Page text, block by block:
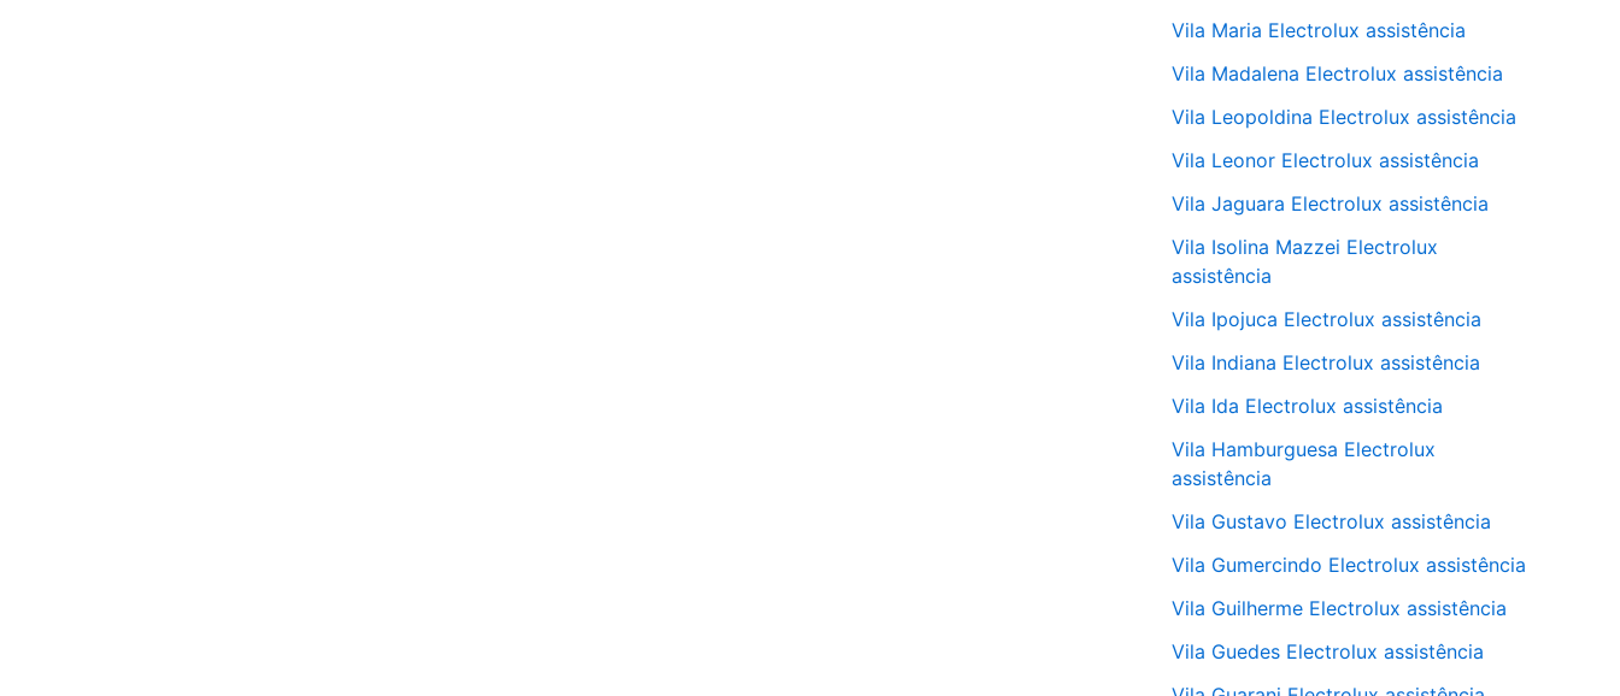
Vila Maria Electrolux assistência
Vila Madalena Electrolux assistência
Vila Leopoldina Electrolux assistência
Vila Leonor Electrolux assistência
Vila Jaguara Electrolux assistência
Vila Isolina Mazzei Electrolux
assistência
Vila Ipojuca Electrolux assistência
Vila Indiana Electrolux assistência
Vila Ida Electrolux assistência
Vila Hamburguesa Electrolux
assistência
Vila Gustavo Electrolux assistência
Vila Gumercindo Electrolux assistência
Vila Guilherme Electrolux assistência
Vila Guedes Electrolux assistência